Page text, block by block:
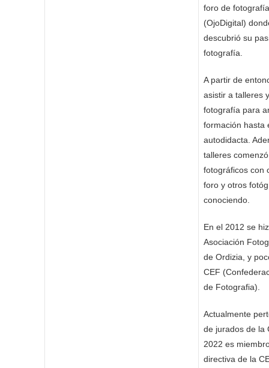
foro de
(OjoDigital)
descubrió su
fotografía.
A partir de
asistir a talleres
fotografía para
formación hasta
autodidacta.
talleres
fotográficos con
foro y otros
conociendo.
En el 2012 se
Asociación
de Ordizia, y
CEF
de Fotografia).
Actualmente
de jurados de la
2022 es
directiva de la